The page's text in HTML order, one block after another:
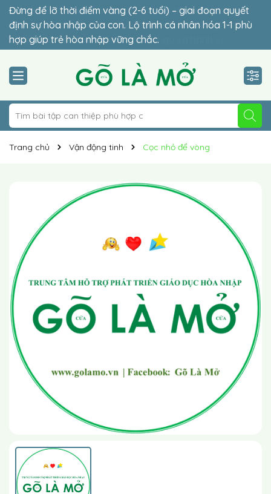
Gõ Là Mở - Trung tâm can thiệp sớm trẻ tự kỷ, tăng
động giảm chú ý, chậm nói, chậm trí tuệ… Đồng hành
cùng con vượt qua rào cản ngôn ngữ và hành vi.
Đừng để lỡ thời điểm vàng (2-6 tuổi) – giai đoạn quyết
định sự hòa nhập của con. Lộ trình cá nhân hóa 1-1 phù
hợp giúp trẻ hòa nhập vững chắc.
Trang chủ Vận động tinh Cọc nhỏ để vòng